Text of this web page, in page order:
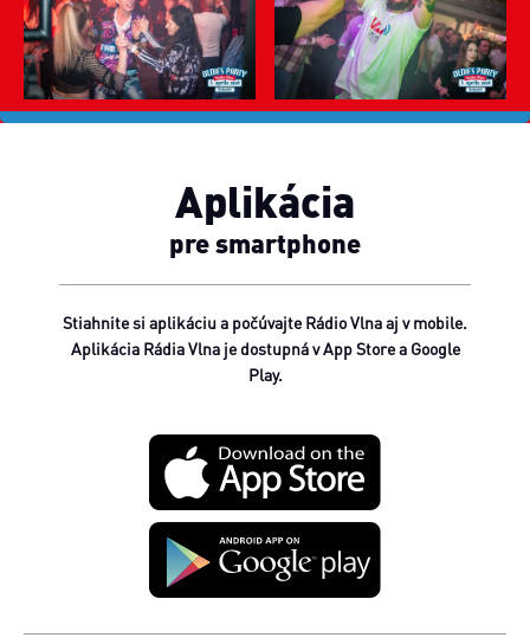
Aplikácia
pre smartphone
Stiahnite si aplikáciu a počúvajte Rádio Vlna aj v mobile.
Aplikácia Rádia Vlna je dostupná v App Store a Google
Play.